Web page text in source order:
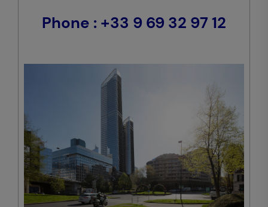
Phone : +33 9 69 32 97 12